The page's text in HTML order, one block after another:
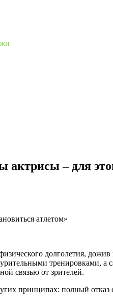
– для
долголетия,
тренировками, а
связью от зрителей.
принципах: полный